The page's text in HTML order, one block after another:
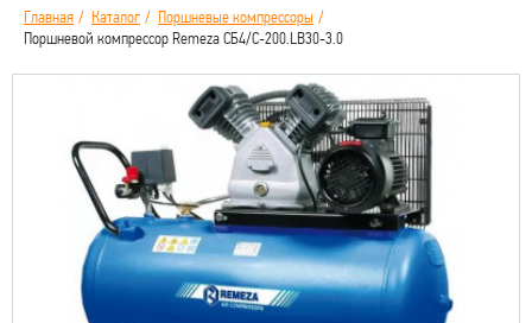
Главная Каталог
Поршневые компрессоры
Поршневой компрессор Remeza СБ4/С-200.LB30-3.0